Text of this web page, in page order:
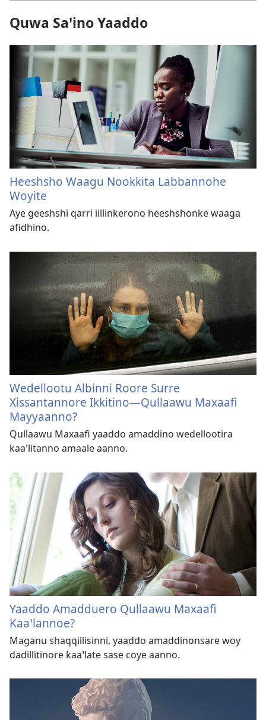
Quwa Saꞌino Yaaddo
Heeshsho Waagu Nookkita Labbannohe
Woyite
Aye geeshshi qarri iillinkerono heeshshonke waaga
afidhino.
Wedellootu Albinni Roore Surre
Xissantannore Ikkitino—Qullaawu Maxaafi
Mayyaanno?
Qullaawu Maxaafi yaaddo amaddino wedellootira
kaaꞌlitanno amaale aanno.
Yaaddo Amadduero Qullaawu Maxaafi
Kaaꞌlannoe?
Maganu shaqqillisinni, yaaddo amaddinonsare woy
dadillitinore kaaꞌlate sase coye aanno.